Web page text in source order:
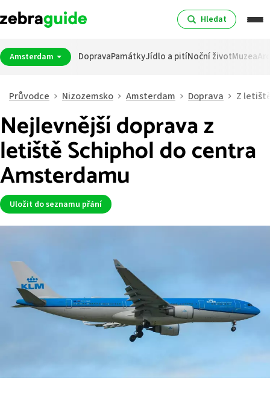
Hledat
Amsterdam DopravaPamátkyJídlo a pitíNoční životMuzea
Průvodce Nizozemsko Amsterdam Doprava Z
Nejlevnější doprava z
letiště Schiphol do centra
Amsterdamu
Uložit do seznamu přání